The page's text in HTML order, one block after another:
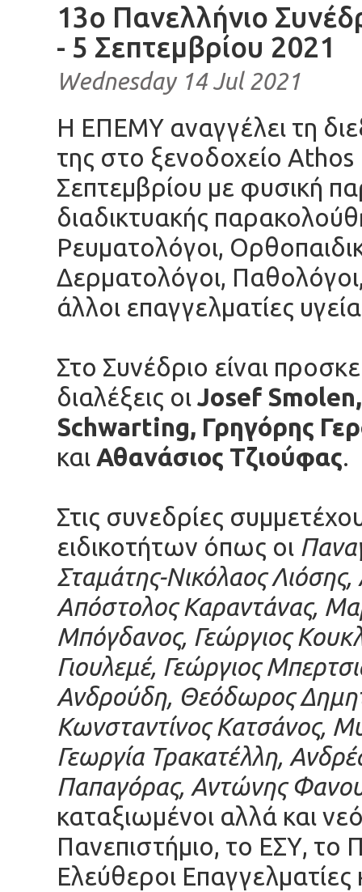
13ο Πανελλήνιο
- 5 Σεπτεμβρίου 2021
Wednesday 14 Jul 2021
Η ΕΠΕΜΥ αναγγέλει τη
της στο ξενοδοχείο
Σεπτεμβρίου με φυσική
διαδικτυακής
Ρευματολόγοι,
Δερματολόγοι,
άλλοι επαγγελματίες
Στο Συνέδριο είναι
διαλέξεις οι Josef
Schwarting, Γρηγόρης
και Αθανάσιος Τζιούφας.
Στις συνεδρίες
ειδικοτήτων όπως οι
Σταμάτης-Νικόλαος
Απόστολος Καραντάνας,
Μπόγδανος, Γεώργιος
Γιουλεμέ, Γεώργιος
Ανδρούδη, Θεόδωρος
Κωνσταντίνος Κατσάνος,
Γεωργία Τρακατέλλη,
Παπαγόρας, Αντώνης
καταξιωμένοι αλλά και
Πανεπιστήμιο, το ΕΣΥ, το
Ελεύθεροι Επαγγελματίες